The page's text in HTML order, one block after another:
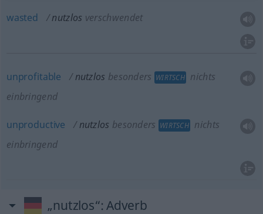
wasted nutzlos verschwendet
unprofitable nutzlos besonders WIRTSCH nichts
einbringend
unproductive nutzlos besonders WIRTSCH nichts
einbringend
„nutzlos“: Adverb